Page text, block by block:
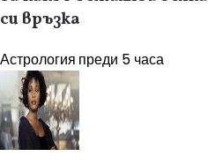
си връзка
Астрология преди 5 часа